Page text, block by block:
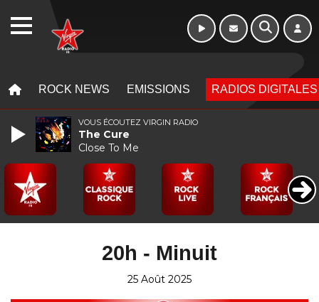
ROCK NEWS EMISSIONS RADIOS DIGITALES
20h - Minuit
25 Août 2025
VOUS ÉCOUTEZ VIRGIN RADIO
The Cure
Close To Me
WEBRADIO 10h - 13h